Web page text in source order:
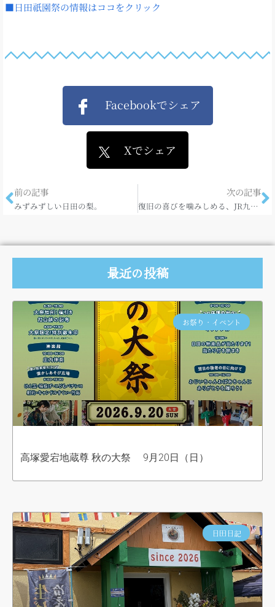
■日田祇園祭の情報はココをクリック
Facebookでシェア
Xでシェア
前の記事
みずみずしい日田の梨。
次の記事
復旧の喜びを噛みしめる、JR九州ウォーキング。
最近の投稿
お祭り・イベント
高塚愛宕地蔵尊 秋の大祭 9月20日（日）
日田日記